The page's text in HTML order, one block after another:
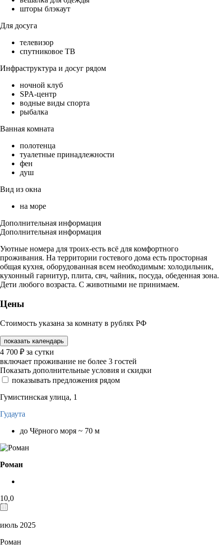
шторы блэкаут
Для досуга
телевизор
спутниковое ТВ
Инфраструктура и досуг рядом
ночной клуб
SPA-центр
водные виды спорта
рыбалка
Ванная комната
полотенца
туалетные принадлежности
фен
душ
Вид из окна
на море
Дополнительная информация
Дополнительная информация
Уютные номера для троих-есть всё для комфортного
проживания. На территории гостевого дома есть просторная
общая кухня, оборудованная всем необходимым: холодильник,
кухонный гарнитур, плита, свч, чайник, посуда, обеденная зона.
Дети любого возраста. С животными не принимаем.
Цены
Стоимость указана за комнату в рублях РФ
показать календарь
4 700 ₽ за сутки
включает проживание не более 3 гостей
Показать дополнительные условия и скидки
показывать предложения рядом
Гумистинская улица, 1
Гудаута
до Чёрного моря ~ 70 м
Роман
10,0
июль 2025
Роман